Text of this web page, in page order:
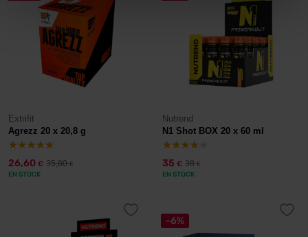
Extrifit
Agrezz 20 x 20,8 g
26,60 € 35,80€
EN STOCK
Nutrend
N1 Shot BOX 20 x 60 ml
35 € 38€
EN STOCK
-6%